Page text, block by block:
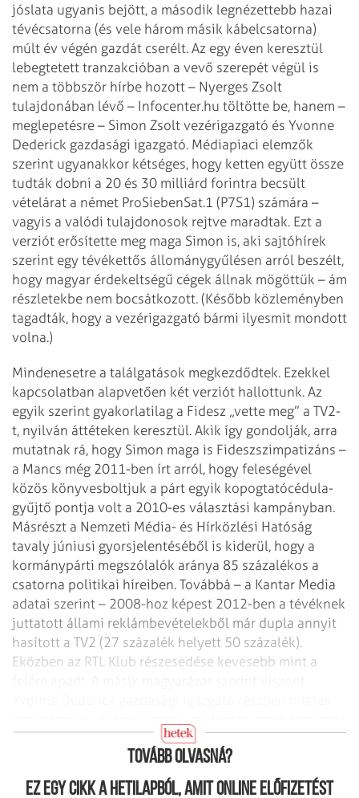
jóslata ugyanis bejött, a második legnézettebb hazai
tévécsatorna (és vele három másik kábelcsatorna)
múlt év végén gazdát cserélt. Az egy éven keresztül
lebegtetett tranzakcióban a vevő szerepét végül is
nem a többször hírbe hozott – Nyerges Zsolt
tulajdonában lévő – Infocenter.hu töltötte be, hanem –
meglepetésre – Simon Zsolt vezérigazgató és Yvonne
Dederick gazdasági igazgató. Médiapiaci elemzők
szerint ugyanakkor kétséges, hogy ketten együtt össze
tudták dobni a 20 és 30 milliárd forintra becsült
vételárat a német ProSiebenSat.1 (P7S1) számára –
vagyis a valódi tulajdonosok rejtve maradtak. Ezt a
verziót erősítette meg maga Simon is, aki sajtóhírek
szerint egy tévékettős állománygyűlésen arról beszélt,
hogy magyar érdekeltségű cégek állnak mögöttük – ám
részletekbe nem bocsátkozott. (Később közleményben
tagadták, hogy a vezérigazgató bármi ilyesmit mondott
volna.)
Mindenesetre a találgatások megkezdődtek. Ezekkel
kapcsolatban alapvetően két verziót hallottunk. Az
egyik szerint gyakorlatilag a Fidesz „vette meg” a TV2-
t, nyilván áttéteken keresztül. Akik így gondolják, arra
mutatnak rá, hogy Simon maga is Fideszszimpatizáns –
a Mancs még 2011-ben írt arról, hogy feleségével
közös könyvesboltjuk a párt egyik kopogtatócédula-
gyűjtő pontja volt a 2010-es választási kampányban.
Másrészt a Nemzeti Média- és Hírközlési Hatóság
tavaly júniusi gyorsjelentéséből is kiderül, hogy a
kormánypárti megszólalók aránya 85 százalékos a
csatorna politikai híreiben. Továbbá – a Kantar Media
adatai szerint – 2008-hoz képest 2012-ben a tévéknek
juttatott állami reklámbevételekből már dupla annyit
hasított a TV2 (27 százalék helyett 50 százalék).
Eközben az RTL Klub részesedése kevesebb mint a
„akciósan” hozzá lehetett jutni.
Tovább olvasná?
Ez egy cikk a hetilapból, amit online előfizetést